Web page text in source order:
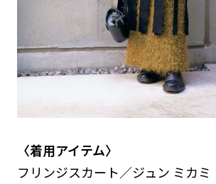
〈着用アイテム〉
フリンジスカート／ジュン ミカミ